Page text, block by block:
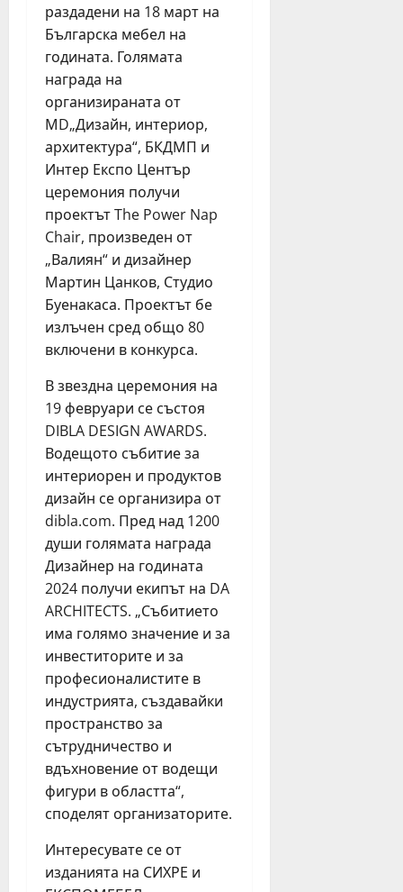
раздадени на 18 март на
Българска мебел на
годината. Голямата
награда на
организираната от
МD„Дизайн, интериор,
архитектура“, БКДМП и
Интер Експо Център
церемония получи
проектът The Power Nap
Chair, произведен от
„Валиян“ и дизайнер
Мартин Цанков, Студио
Буенакаса. Проектът бе
излъчен сред общо 80
включени в конкурса.
В звездна церемония на
19 февруари се състоя
DIBLA DESIGN AWARDS.
Водещото събитие за
интериорен и продуктов
дизайн се организира от
dibla.com. Пред над 1200
души голямата награда
Дизайнер на годината
2024 получи екипът на DA
ARCHITECTS. „Събитието
има голямо значение и за
инвеститорите и за
професионалистите в
индустрията, създавайки
пространство за
сътрудничество и
вдъхновение от водещи
фигури в областта“,
споделят организаторите.
Интересувате се от
изданията на СИХРЕ и